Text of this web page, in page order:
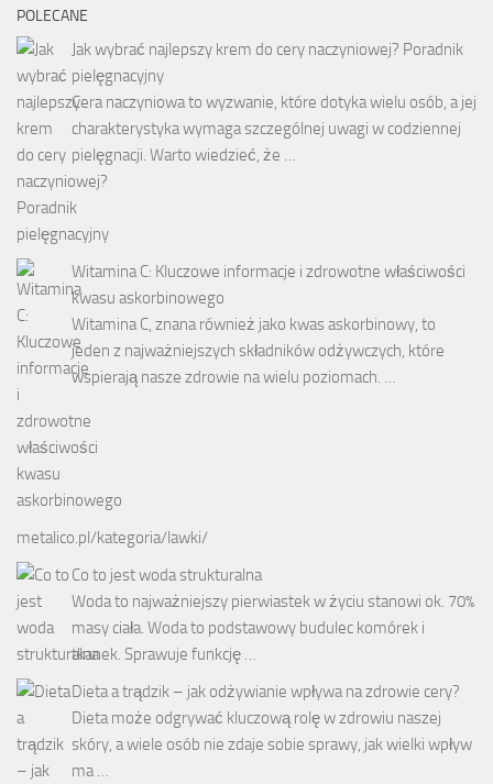
POLECANE
Jak wybrać najlepszy krem do cery naczyniowej? Poradnik
pielęgnacyjny
Cera naczyniowa to wyzwanie, które dotyka wielu osób, a jej
charakterystyka wymaga szczególnej uwagi w codziennej
pielęgnacji. Warto wiedzieć, że …
Witamina C: Kluczowe informacje i zdrowotne właściwości
kwasu askorbinowego
Witamina C, znana również jako kwas askorbinowy, to
jeden z najważniejszych składników odżywczych, które
wspierają nasze zdrowie na wielu poziomach. …
metalico.pl/kategoria/lawki/
Co to jest woda strukturalna
Woda to najważniejszy pierwiastek w życiu stanowi ok. 70%
masy ciała. Woda to podstawowy budulec komórek i
tkanek. Sprawuje funkcję …
Dieta a trądzik – jak odżywianie wpływa na zdrowie cery?
Dieta może odgrywać kluczową rolę w zdrowiu naszej
skóry, a wiele osób nie zdaje sobie sprawy, jak wielki wpływ
ma …